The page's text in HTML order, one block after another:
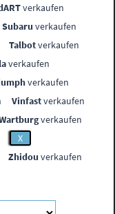
verkaufen
Subaru verkaufen
Talbotverkaufen
verkaufen
verkaufen
Vinfastverkaufen
verkaufen
X
Zhidou verkaufen